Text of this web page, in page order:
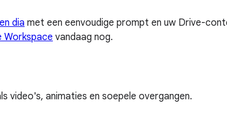
dia met een eenvoudige prompt en uw Drive-
Workspace vandaag nog.
video's, animaties en soepele overgangen.